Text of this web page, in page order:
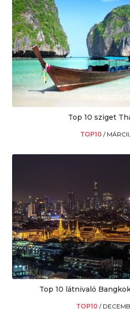
Top 10 sziget
TOP10 /
Top 10 látnivaló
TOP10 /